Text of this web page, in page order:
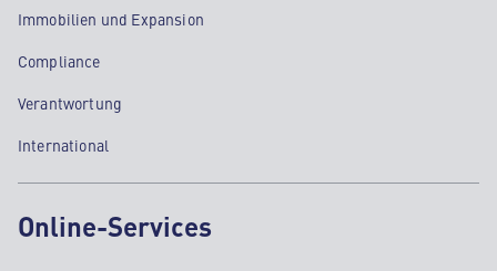
Immobilien und Expansion
Compliance
Verantwortung
International
Online-Services